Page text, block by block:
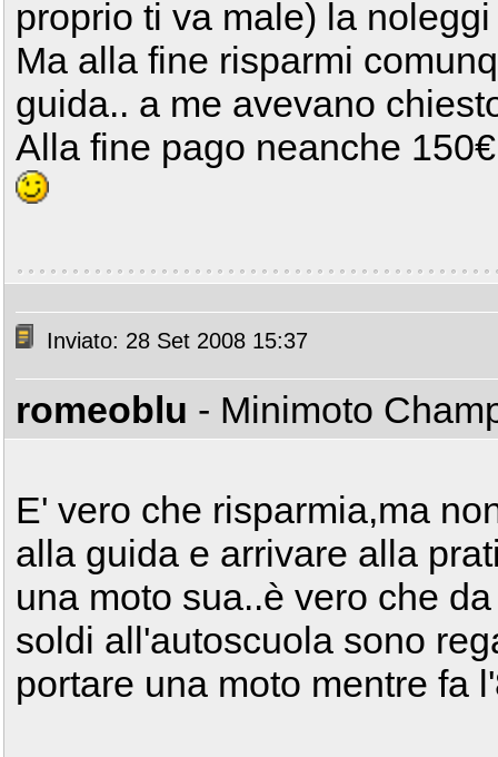
proprio ti va male) la
Ma alla fine risparmi
guida.. a me avevano
Alla fine pago neanche
Inviato: 28 Set 2008 15:37
romeoblu - Minimoto
E' vero che risparmia,ma
alla guida e arrivare alla
una moto sua..è vero che
soldi all'autoscuola sono
portare una moto mentre fa